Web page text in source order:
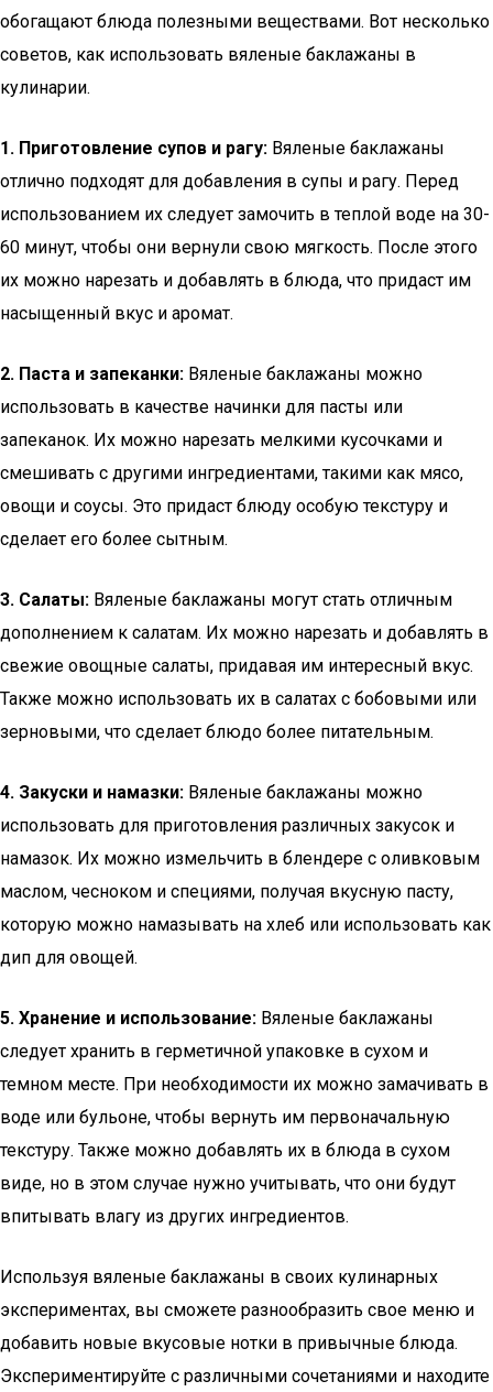
обогащают блюда полезными веществами. Вот несколько
советов, как использовать вяленые баклажаны в
кулинарии.
1. Приготовление супов и рагу: Вяленые баклажаны
отлично подходят для добавления в супы и рагу. Перед
использованием их следует замочить в теплой воде на 30-
60 минут, чтобы они вернули свою мягкость. После этого
их можно нарезать и добавлять в блюда, что придаст им
насыщенный вкус и аромат.
2. Паста и запеканки: Вяленые баклажаны можно
использовать в качестве начинки для пасты или
запеканок. Их можно нарезать мелкими кусочками и
смешивать с другими ингредиентами, такими как мясо,
овощи и соусы. Это придаст блюду особую текстуру и
сделает его более сытным.
3. Салаты: Вяленые баклажаны могут стать отличным
дополнением к салатам. Их можно нарезать и добавлять в
свежие овощные салаты, придавая им интересный вкус.
Также можно использовать их в салатах с бобовыми или
зерновыми, что сделает блюдо более питательным.
4. Закуски и намазки: Вяленые баклажаны можно
использовать для приготовления различных закусок и
намазок. Их можно измельчить в блендере с оливковым
маслом, чесноком и специями, получая вкусную пасту,
которую можно намазывать на хлеб или использовать как
дип для овощей.
5. Хранение и использование: Вяленые баклажаны
следует хранить в герметичной упаковке в сухом и
темном месте. При необходимости их можно замачивать в
воде или бульоне, чтобы вернуть им первоначальную
текстуру. Также можно добавлять их в блюда в сухом
виде, но в этом случае нужно учитывать, что они будут
впитывать влагу из других ингредиентов.
Используя вяленые баклажаны в своих кулинарных
экспериментах, вы сможете разнообразить свое меню и
добавить новые вкусовые нотки в привычные блюда.
Экспериментируйте с различными сочетаниями и находите